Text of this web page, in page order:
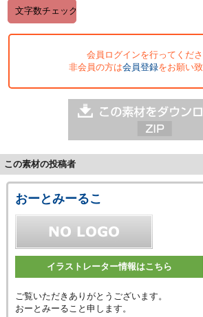
会員ログインを行ってくださ
非会員の方は会員登録をお願い致
この素材の投稿者
おーとみーるこ
イラストレーター情報はこちら
ご覧いただきありがとうございます。
おーとみーること申します。